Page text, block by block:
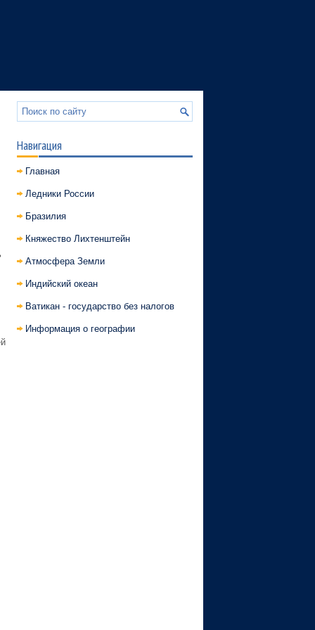
Навигация
Главная
Ледники России
Бразилия
Княжество Лихтенштейн
Атмосфера Земли
Индийский океан
Ватикан - государство без налогов
Информация о географии